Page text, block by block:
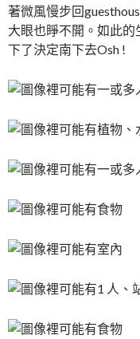
著微風慢步回
大眼也睜不開。如此
下了決定南下去Osh !